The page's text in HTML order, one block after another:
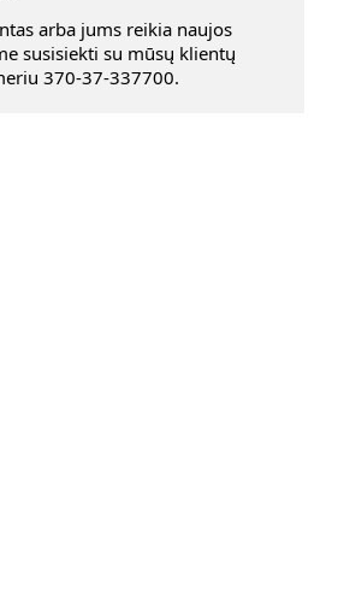
arba jums reikia naujos
susisiekti su mūsų klientų
370-37-337700.